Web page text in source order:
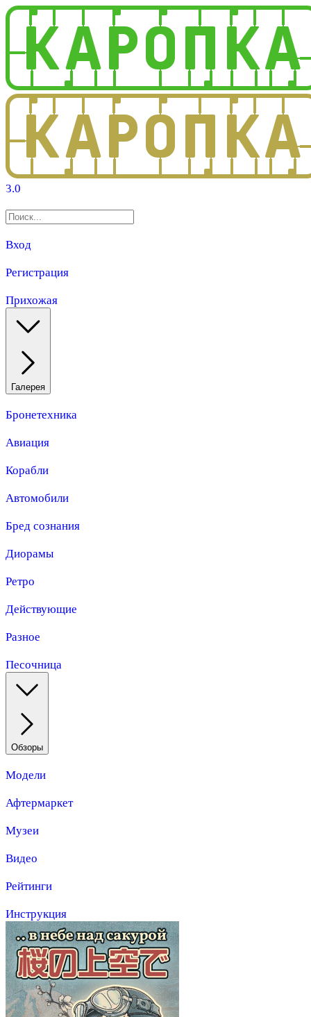
3.0
Вход
Регистрация
Прихожая
Галерея
Бронетехника
Авиация
Корабли
Автомобили
Бред сознания
Диорамы
Ретро
Действующие
Разное
Песочница
Обзоры
Модели
Афтермаркет
Музеи
Видео
Рейтинги
Инструкция